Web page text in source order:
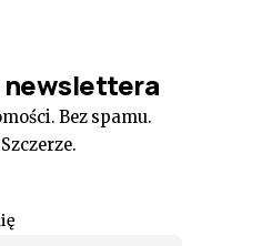
newslettera
Bez spamu.